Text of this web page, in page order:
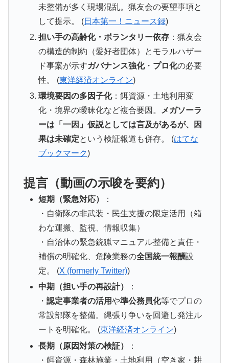
未整備が多く現場混乱。猟友会の要望事項と
して提示。 (日本第一！ニュース録)
担い手の高齢化・ボランタリー依存：猟友会
の構造的制約（愛好者団体）とモラルハザー
ド事案が示すガバナンス強化・ プロ化の必要
性。 (東洋経済オンライン)
環境要因の多因子化：餌資源・土地利用変
化・境界の曖昧化など複合要因。
メガソーラ
ーは「一因」仮説としては言及があるが、因
果は未確定という検証報道も併存。 (はてな
ブックマーク)
提言（動画の示唆を要約）
短期（緊急対応）
：
・自衛隊の非武装・民生支援の限定活用（箱
わな運搬、監視、情報収集）
・自治体の緊急銃猟マニュアル整備と責任・
補償の明確化、危険業務の全国統一報酬設
定。 (X (formerly Twitter))
中期（担い手の再設計）
：
・ 認定事業者の活用や準公務員化等でプロの
常設部隊を整備。縄張り争いを回避し発注ル
ートを明確化。 (東洋経済オンライン)
長期（原因対策の検証）
：
・餌資源・森林施業・土地利用（空き家・耕